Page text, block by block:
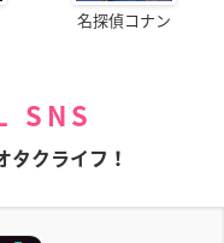
名探偵コナン
SNS
タクライフ！